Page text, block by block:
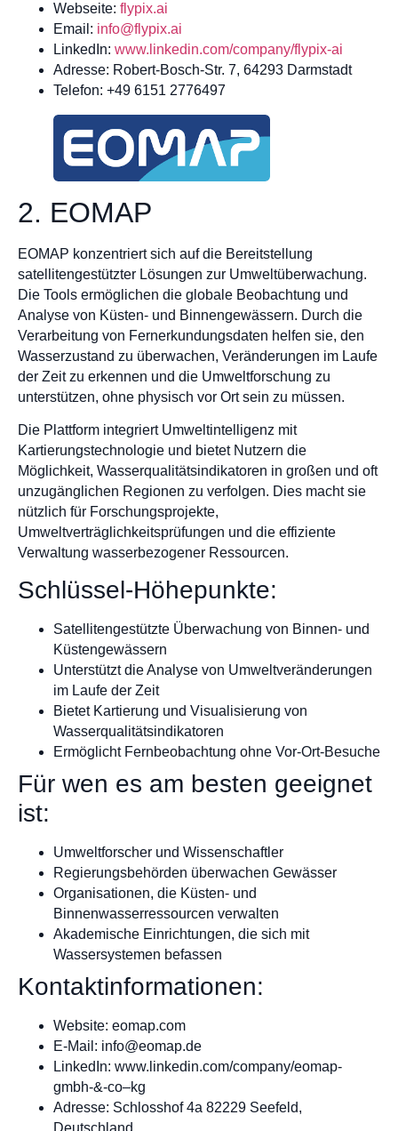
Webseite: flypix.ai
Email: info@flypix.ai
LinkedIn: www.linkedin.com/company/flypix-ai
Adresse: Robert-Bosch-Str. 7, 64293 Darmstadt
Telefon: +49 6151 2776497
2. EOMAP
EOMAP konzentriert sich auf die Bereitstellung
satellitengestützter Lösungen zur Umweltüberwachung.
Die Tools ermöglichen die globale Beobachtung und
Analyse von Küsten- und Binnengewässern. Durch die
Verarbeitung von Fernerkundungsdaten helfen sie, den
Wasserzustand zu überwachen, Veränderungen im Laufe
der Zeit zu erkennen und die Umweltforschung zu
unterstützen, ohne physisch vor Ort sein zu müssen.
Die Plattform integriert Umweltintelligenz mit
Kartierungstechnologie und bietet Nutzern die
Möglichkeit, Wasserqualitätsindikatoren in großen und oft
unzugänglichen Regionen zu verfolgen. Dies macht sie
nützlich für Forschungsprojekte,
Umweltverträglichkeitsprüfungen und die effiziente
Verwaltung wasserbezogener Ressourcen.
Schlüssel-Höhepunkte:
Satellitengestützte Überwachung von Binnen- und
Küstengewässern
Unterstützt die Analyse von Umweltveränderungen
im Laufe der Zeit
Bietet Kartierung und Visualisierung von
Wasserqualitätsindikatoren
Ermöglicht Fernbeobachtung ohne Vor-Ort-Besuche
Für wen es am besten geeignet
ist:
Umweltforscher und Wissenschaftler
Regierungsbehörden überwachen Gewässer
Organisationen, die Küsten- und
Binnenwasserressourcen verwalten
Akademische Einrichtungen, die sich mit
Wassersystemen befassen
Kontaktinformationen:
Website: eomap.com
E-Mail: info@eomap.de
LinkedIn: www.linkedin.com/company/eomap-
gmbh-&-co–kg
Adresse: Schlosshof 4a 82229 Seefeld,